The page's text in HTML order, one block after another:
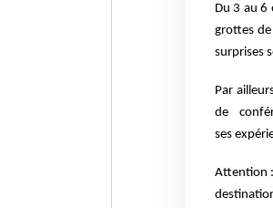
Du 3 au
grottes
surprises
Par
de
ses
Attention